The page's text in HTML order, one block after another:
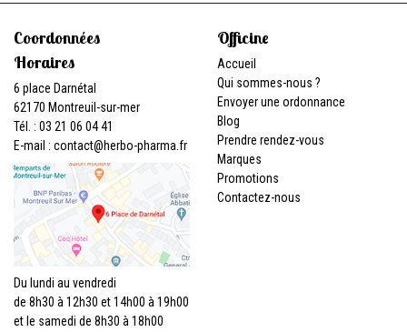
Coordonnées
Horaires
6 place Darnétal
62170 Montreuil-sur-mer
Tél. : 03 21 06 04 41
E-mail : contact@herbo-pharma.fr
Du lundi au vendredi
de 8h30 à 12h30 et 14h00 à 19h00
et le samedi de 8h30 à 18h00
Officine
Accueil
Qui sommes-nous ?
Envoyer une ordonnance
Blog
Prendre rendez-vous
Marques
Promotions
Contactez-nous